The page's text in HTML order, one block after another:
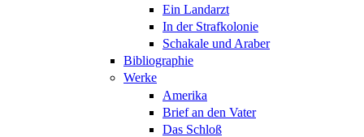
Ein Landarzt
In der Strafkolonie
Schakale und Araber
Bibliographie
Werke
Amerika
Brief an den Vater
Das Schloß